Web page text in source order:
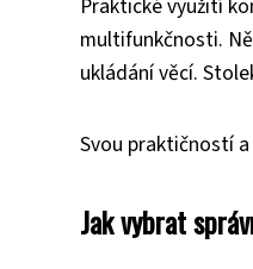
Praktické využití
multifunkčnosti.
ukládání věcí.
Svou praktičností
Jak vybrat